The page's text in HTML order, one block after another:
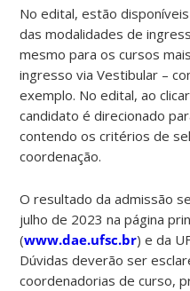
No edital, estão
das modalidades de
mesmo para os cursos
ingresso via Vestibular –
exemplo. No edital, ao
candidato é direcionado
contendo os critérios de
coordenação.
O resultado da admissão
julho de 2023 na página
(www.dae.ufsc.br) e da
Dúvidas deverão ser
coordenadorias de curso,